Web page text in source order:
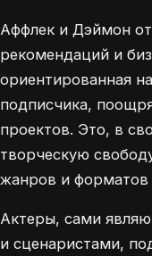
Аффлек и Дэймон
рекомендаций и
ориентированная
подписчика,
проектов. Это, в
творческую
жанров и форматов
Актеры, сами
и сценаристами,